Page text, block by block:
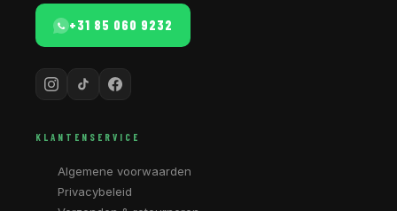
+31 85 060 9232
KLANTENSERVICE
Algemene voorwaarden
Privacybeleid